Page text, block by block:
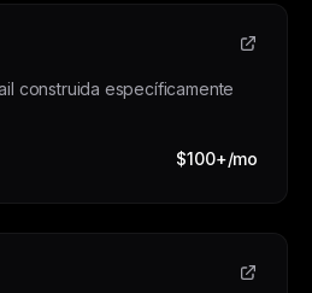
construida específicamente
$100+/mo